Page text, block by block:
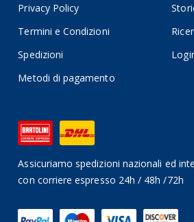
Privacy Policy
Termini e Condizioni
Spedizioni
Metodi di pagamento
Assicuriamo spedizioni nazionali ed
con corriere espresso 24h / 48h /72h